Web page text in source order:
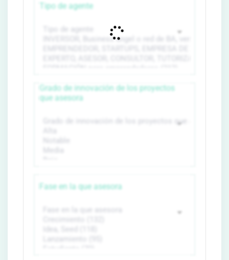
Tipo de agente
Grado de innovación de los proyectos
que asesora
Fase en la que asesora